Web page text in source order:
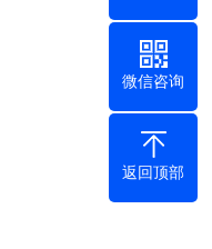
微信咨询
返回顶部